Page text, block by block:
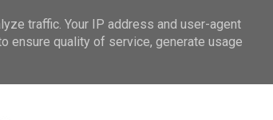
traffic. Your IP address and user-agent
ensure quality of service, generate usage